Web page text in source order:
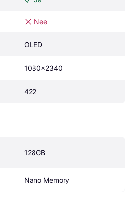
Nee
OLED
1080x2340
422
128GB
Nano Memory